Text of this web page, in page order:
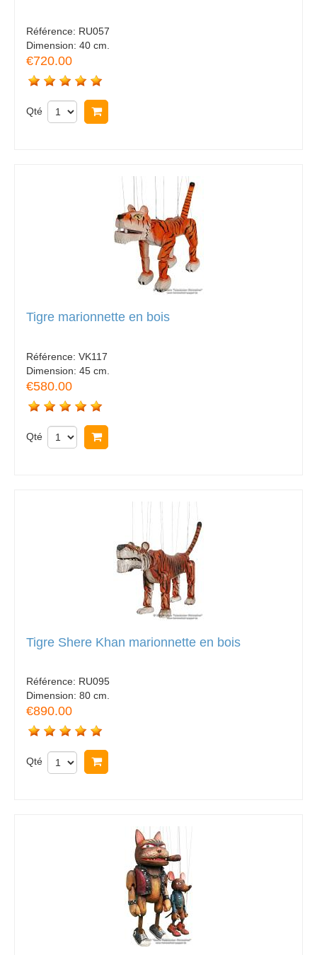
Référence: RU057
Dimension: 40 cm.
€720.00
Qté
Tigre marionnette en bois
Référence: VK117
Dimension: 45 cm.
€580.00
Qté
Tigre Shere Khan marionnette en bois
Référence: RU095
Dimension: 80 cm.
€890.00
Qté